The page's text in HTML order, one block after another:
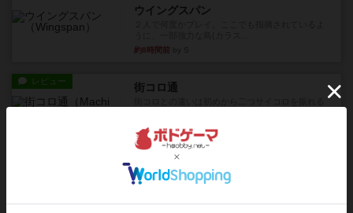
ウイングスパン
約8時間前
レビュー 街コロ通
約12時間前 by くみ
ニューオールド
ゲーム終了時に、「オールドカードとニューカー
約13時間前by オグランド（Oguland）